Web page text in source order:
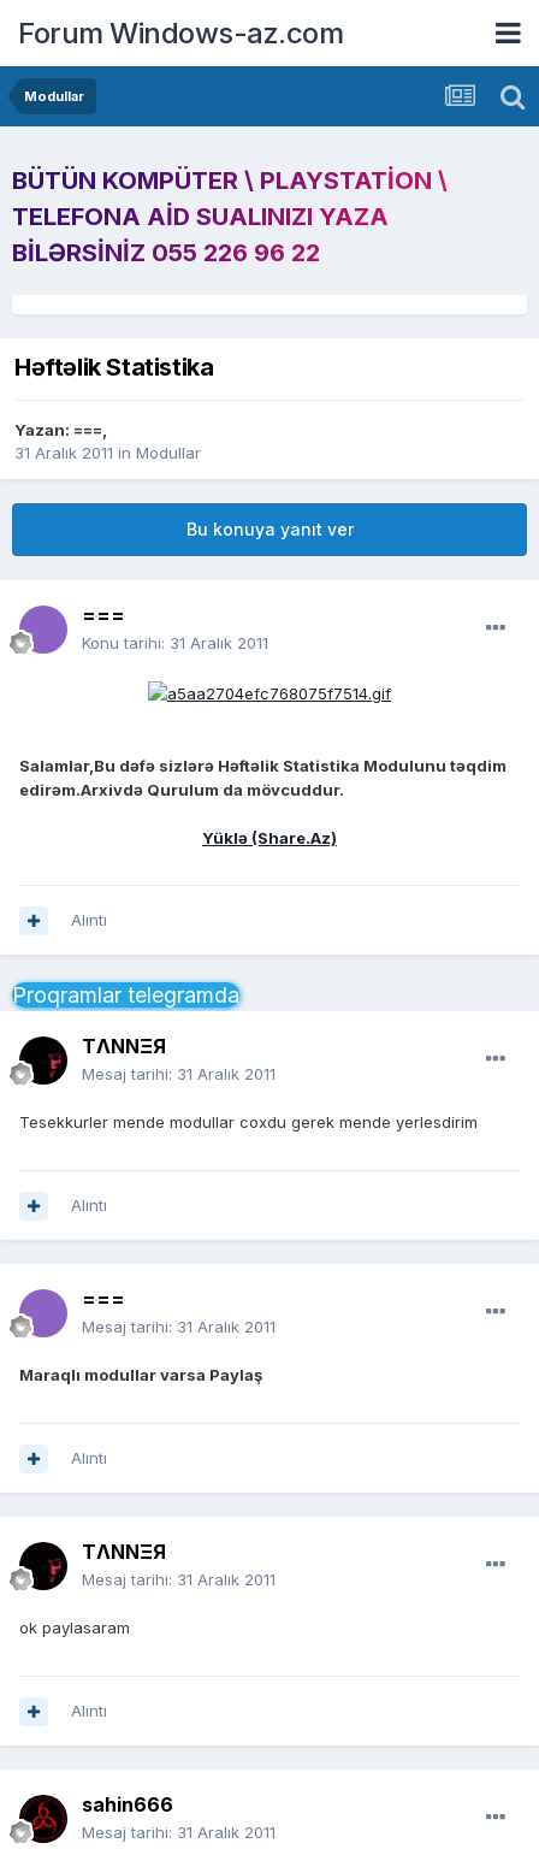
Forum Windows-az.com
Modullar
BÜTÜN KOMPÜTER \ PLAYSTATION \
TELEFONA AID SUALINIZI YAZA
BILƏRSINIZ 055 226 96 22
Həftəlik Statistika
Yazan: ===,
31 Aralık 2011 in Modullar
Bu konuya yanıt ver
===
Konu tarihi: 31 Aralık 2011
Salamlar,Bu dəfə sizlərə Həftəlik Statistika Modulunu təqdim
edirəm.Arxivdə Qurulum da mövcuddur.
Yüklə (Share.Az)
Alıntı
Proqramlar telegramda
TΛNNΞЯ
Mesaj tarihi: 31 Aralık 2011
Tesekkurler mende modullar coxdu gerek mende yerlesdirim
Alıntı
===
Mesaj tarihi: 31 Aralık 2011
Maraqlı modullar varsa Paylaş
Alıntı
TΛNNΞЯ
Mesaj tarihi: 31 Aralık 2011
ok paylasaram
Alıntı
sahin666
Mesaj tarihi: 31 Aralık 2011